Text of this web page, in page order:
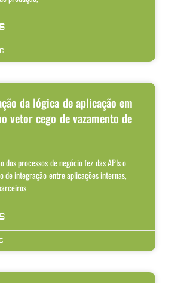
da lógica de aplicação em
vetor cego de vazamento de
dos processos de negócio fez das APIs o
de integração entre aplicações internas,